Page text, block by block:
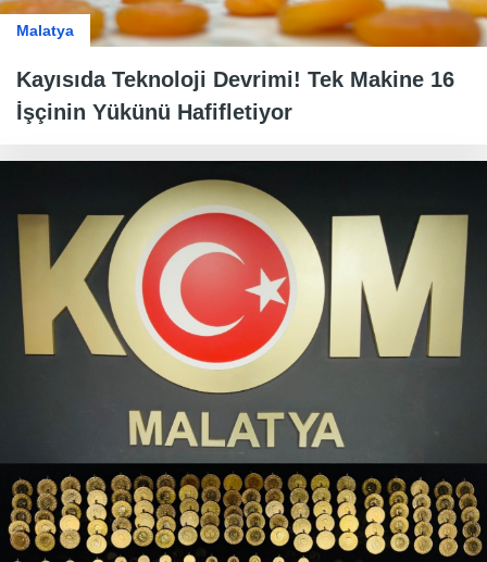
Malatya
Kayısıda Teknoloji Devrimi! Tek Makine 16
İşçinin Yükünü Hafifletiyor